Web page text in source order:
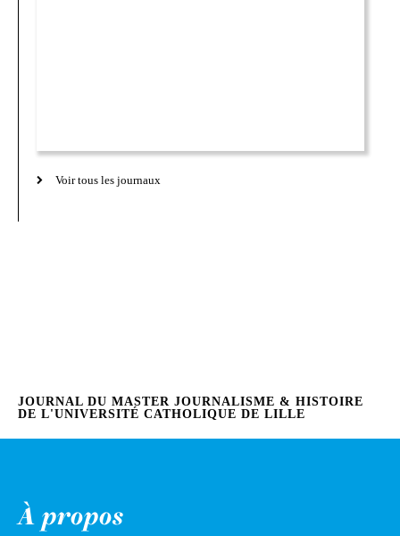
Voir tous les journaux
JOURNAL DU MASTER JOURNALISME & HISTOIRE
DE L'UNIVERSITÉ CATHOLIQUE DE LILLE
À propos